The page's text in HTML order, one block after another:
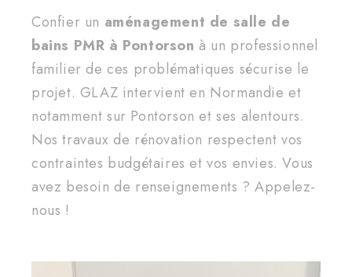
Confier un aménagement de salle de
bains PMR à Pontorsonà un professionnel
familier de ces problématiques sécurise le
projet. GLAZ intervient en Normandie et
notamment sur Pontorson et ses alentours.
Nos travaux de rénovation respectent vos
contraintes budgétaires et vos envies. Vous
avez besoin de renseignements ? Appelez-
nous !